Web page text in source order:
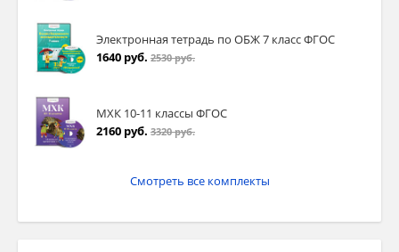
Электронная тетрадь по ОБЖ 7 класс ФГОС
1640 руб. 2530 руб.
МХК 10-11 классы ФГОС
2160 руб. 3320 руб.
Смотреть все комплекты